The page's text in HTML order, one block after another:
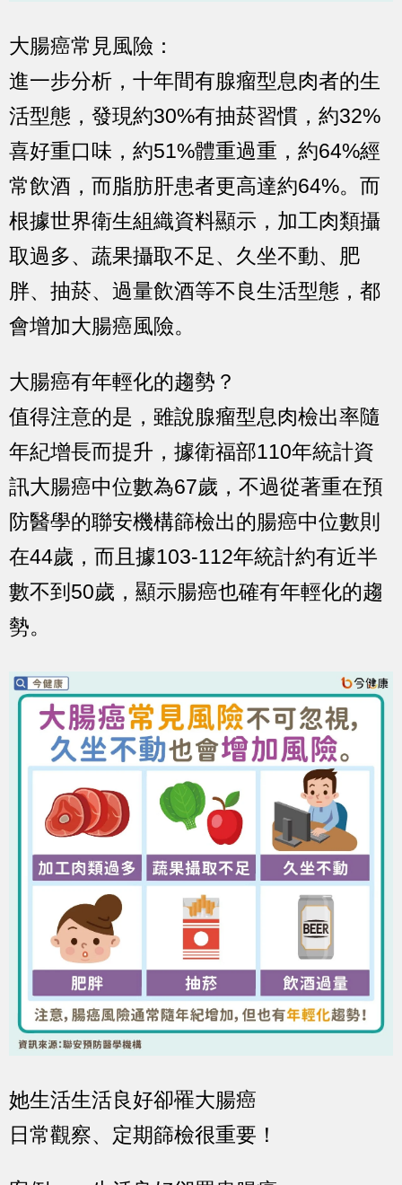
大腸癌常見風險：
進一步分析，十年間有腺瘤型息肉者的生
活型態，發現約30%有抽菸習慣，約32%
喜好重口味，約51%體重過重，約64%經
常飲酒，而脂肪肝患者更高達約64%。而
根據世界衛生組織資料顯示，加工肉類攝
取過多、蔬果攝取不足、久坐不動、肥
胖、抽菸、過量飲酒等不良生活型態，都
會增加大腸癌風險。
大腸癌有年輕化的趨勢？
值得注意的是，雖說腺瘤型息肉檢出率隨
年紀增長而提升，據衛福部110年統計資
訊大腸癌中位數為67歲，不過從著重在預
防醫學的聯安機構篩檢出的腸癌中位數則
在44歲，而且據103-112年統計約有近半
數不到50歲，顯示腸癌也確有年輕化的趨
勢。
她生活生活良好卻罹大腸癌
日常觀察、定期篩檢很重要！